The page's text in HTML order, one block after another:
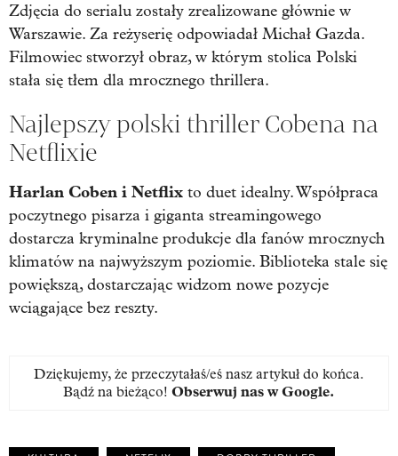
Zdjęcia do serialu zostały zrealizowane głównie w
Warszawie. Za reżyserię odpowiadał Michał Gazda.
Filmowiec stworzył obraz, w którym stolica Polski
stała się tłem dla mrocznego thrillera.
Najlepszy polski thriller Cobena na
Netflixie
Harlan Coben i Netflix to duet idealny. Współpraca
poczytnego pisarza i giganta streamingowego
dostarcza kryminalne produkcje dla fanów mrocznych
klimatów na najwyższym poziomie. Biblioteka stale się
powiększą, dostarczając widzom nowe pozycje
wciągające bez reszty.
Dziękujemy, że przeczytałaś/eś nasz artykuł do końca.
Bądź na bieżąco! Obserwuj nas w Google.